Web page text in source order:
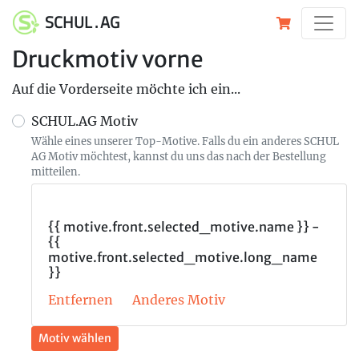
SCHUL . AG
Druckmotiv vorne
Auf die Vorderseite möchte ich ein...
SCHUL.AG Motiv
Wähle eines unserer Top-Motive. Falls du ein anderes SCHUL
AG Motiv möchtest, kannst du uns das nach der Bestellung
mitteilen.
{{ motive.front.selected_motive.name }} -
{{
motive.front.selected_motive.long_name
}}
Entfernen
Anderes Motiv
Motiv wählen